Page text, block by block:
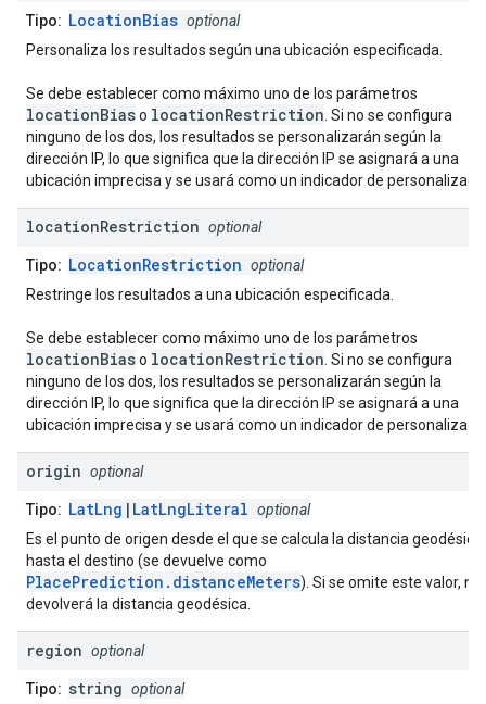
Tipo: LocationBias optional
Personaliza los resultados según una ubicación especificada.
Se debe establecer como máximo uno de los parámetros
locationBiaso locationRestriction . Si no se configura
ninguno de los dos, los resultados se personalizarán según la
dirección IP, lo que significa que la dirección IP se asignará a una
ubicación imprecisa y se usará como un indicador de
locationRestriction optional
Tipo: LocationRestriction optional
Restringe los resultados a una ubicación especificada.
Se debe establecer como máximo uno de los parámetros
locationBiaso locationRestriction . Si no se configura
ninguno de los dos, los resultados se personalizarán según la
dirección IP, lo que significa que la dirección IP se asignará a una
ubicación imprecisa y se usará como un indicador de
origin optional
Tipo: LatLng | LatLngLiteral optional
Es el punto de origen desde el que se calcula la distancia geodésica
hasta el destino (se devuelve como
PlacePrediction.distanceMeters). Si se omite este valor, no
devolverá la distancia geodésica.
region optional
Tipo: string optional